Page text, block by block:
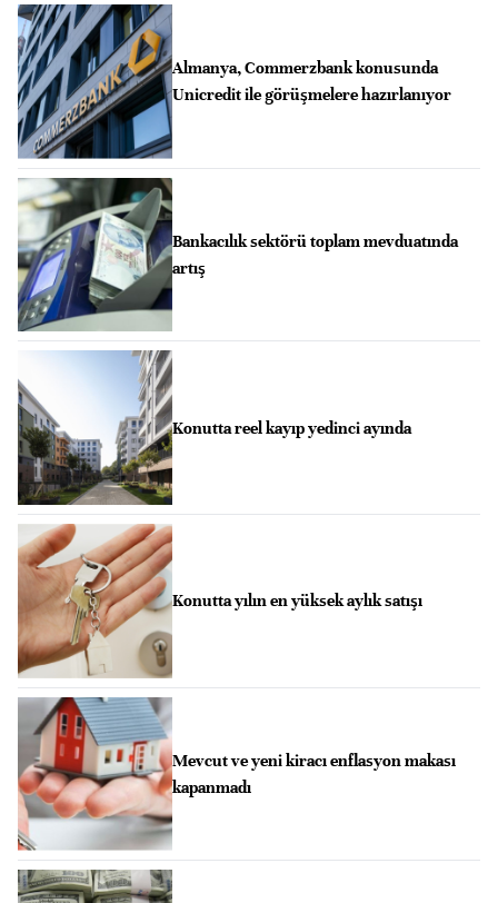
Almanya, Commerzbank konusunda
Unicredit ile görüşmelere hazırlanıyor
Bankacılık sektörü toplam mevduatında
artış
Konutta reel kayıp yedinci ayında
Konutta yılın en yüksek aylık satışı
Mevcut ve yeni kiracı enflasyon makası
kapanmadı